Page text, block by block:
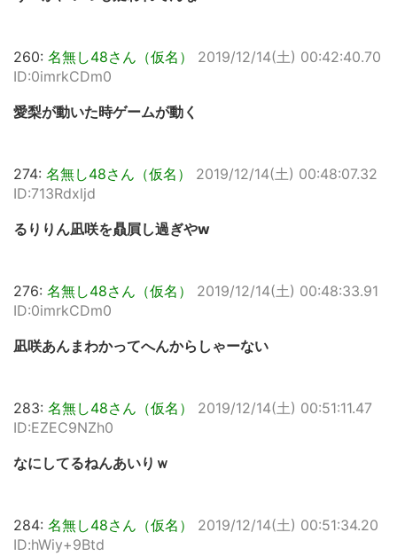
260: 名無し48さん（仮名）
2019/12/14(土) 00:42:40.70
ID:0imrkCDm0
愛梨が動いた時ゲームが動く
274: 名無し48さん（仮名）
2019/12/14(土) 00:48:07.32
ID:713Rdxljd
るりりん凪咲を贔屓し過ぎやw
276: 名無し48さん（仮名）
2019/12/14(土) 00:48:33.91
ID:0imrkCDm0
凪咲あんまわかってへんからしゃーない
283: 名無し48さん（仮名）
2019/12/14(土) 00:51:11.47
ID:EZEC9NZh0
なにしてるねんあいりｗ
284: 名無し48さん（仮名）
2019/12/14(土) 00:51:34.20
ID:hWiy+9Btd